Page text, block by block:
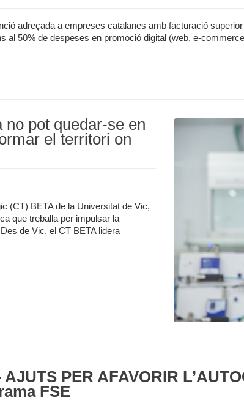
adreçada a empreses catalanes amb facturació
al 50% de despeses en promoció digital (web, e-
no pot quedar-se en
el territori on
(CT) BETA de la Universitat de Vic,
que treballa per impulsar la
de Vic, el CT BETA lidera
PER AFAVORIR
FSE